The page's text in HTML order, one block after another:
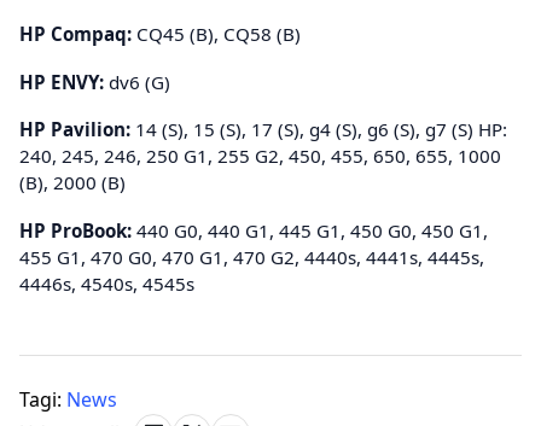
HP Compaq: CQ45 (B), CQ58 (B)
HP ENVY: dv6 (G)
HP Pavilion: 14 (S), 15 (S), 17 (S), g4 (S), g6 (S), g7 (S) HP:
240, 245, 246, 250 G1, 255 G2, 450, 455, 650, 655, 1000
(B), 2000 (B)
HP ProBook: 440 G0, 440 G1, 445 G1, 450 G0, 450 G1,
455 G1, 470 G0, 470 G1, 470 G2, 4440s, 4441s, 4445s,
4446s, 4540s, 4545s
Tagi: News